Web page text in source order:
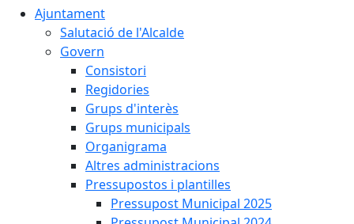
Ajuntament
Salutació de l'Alcalde
Govern
Consistori
Regidories
Grups d'interès
Grups municipals
Organigrama
Altres administracions
Pressupostos i plantilles
Pressupost Municipal 2025